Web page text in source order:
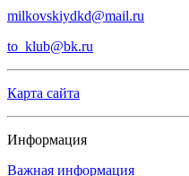
milkovskiydkd@mail.ru
to_klub@bk.ru
Карта сайта
Информация
Важная информация